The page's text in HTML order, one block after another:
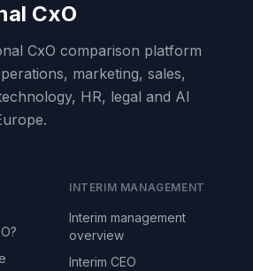
CxO
CxO comparison platform
marketing, sales,
HR, legal and AI
INTERIM MANAGEMENT
Interim management
overview
Interim CEO